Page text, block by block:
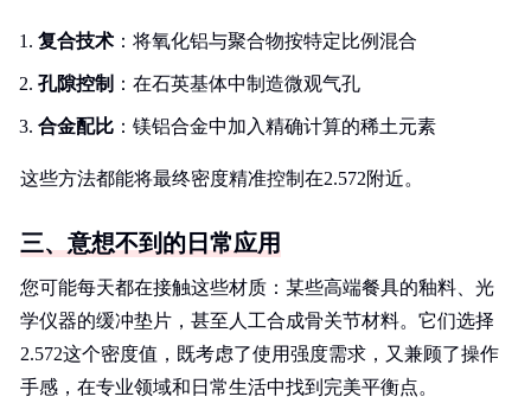
复合技术 ：将氧化铝与聚合物按特定比例混合
孔隙控制 ：在石英基体中制造微观气孔
合金配比 ：镁铝合金中加入精确计算的稀土元素
这些方法都能将最终密度精准控制在2.572附近。
三、意想不到的日常应用
您可能每天都在接触这些材质：某些高端餐具的釉料、光
学仪器的缓冲垫片，甚至人工合成骨关节材料。它们选择
2.572这个密度值，既考虑了使用强度需求，又兼顾了操作
手感，在专业领域和日常生活中找到完美平衡点。